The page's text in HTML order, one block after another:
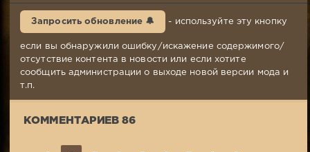
06-
Комментариев:
86
Просмотров:
Запросить обновление 🔔 - используйте эту кнопку
если вы обнаружили ошибку/искажение содержимого/
отсутствие контента в новости или если хотите
сообщить администрации о выходе новой версии мода и
т.п.
КОММЕНТАРИЕВ 86